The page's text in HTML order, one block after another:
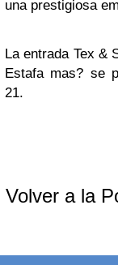
una prestigiosa
La entrada Tex &
Estafa mas? se
21.
Volver a la